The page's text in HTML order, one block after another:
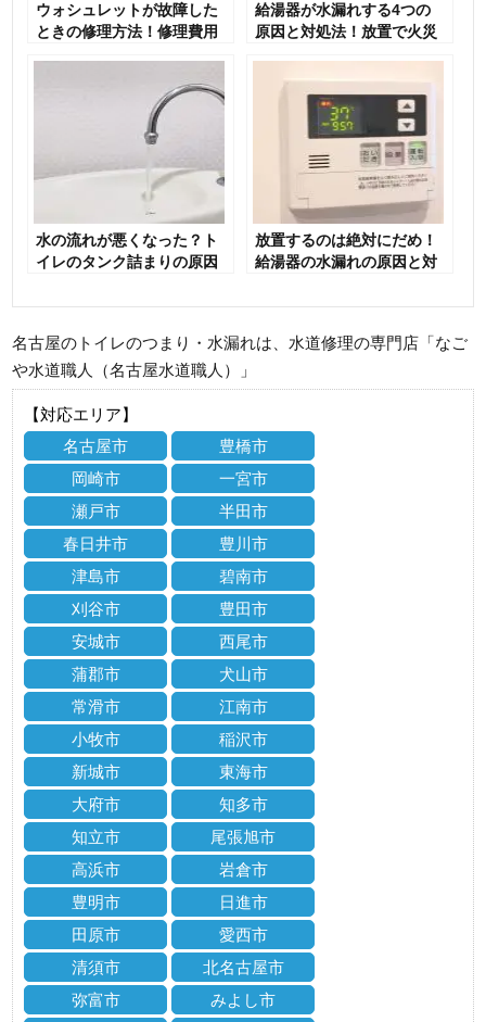
ウォシュレットが故障した
ときの修理方法！修理費用
給湯器が水漏れする4つの
原因と対処法！放置で火災
水の流れが悪くなった？ト
イレのタンク詰まりの原因
放置するのは絶対にだめ！
給湯器の水漏れの原因と対
名古屋のトイレのつまり・水漏れは、水道修理の専門店「なご
や水道職人（名古屋水道職人）」
【対応エリア】
名古屋市
豊橋市
岡崎市
一宮市
瀬戸市
半田市
春日井市
豊川市
津島市
碧南市
刈谷市
豊田市
安城市
西尾市
蒲郡市
犬山市
常滑市
江南市
小牧市
稲沢市
新城市
東海市
大府市
知多市
知立市
尾張旭市
高浜市
岩倉市
豊明市
日進市
田原市
愛西市
清須市
北名古屋市
弥富市
みよし市